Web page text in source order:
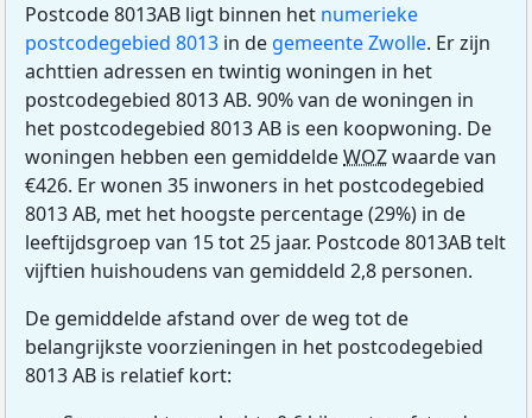
Postcode 8013AB ligt binnen het numerieke
postcodegebied 8013 in de gemeente Zwolle. Er zijn
achttien adressen en twintig woningen in het
postcodegebied 8013 AB. 90% van de woningen in
het postcodegebied 8013 AB is een koopwoning. De
woningen hebben een gemiddeldeWOZwaarde van
€426. Er wonen 35 inwoners in het postcodegebied
8013 AB, met het hoogste percentage (29%) in de
leeftijdsgroep van 15 tot 25 jaar. Postcode 8013AB telt
vijftien huishoudens van gemiddeld 2,8 personen.
De gemiddelde afstand over de weg tot de
belangrijkste voorzieningen in het postcodegebied
8013 AB is relatief kort: